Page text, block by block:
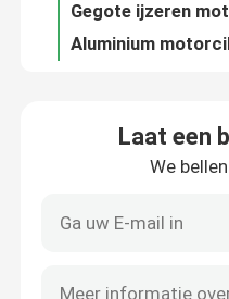
Contacteer ons
Deutzmotor
-Motor
CUMMINS-Motor
Gepolijste motor
Laat een
We